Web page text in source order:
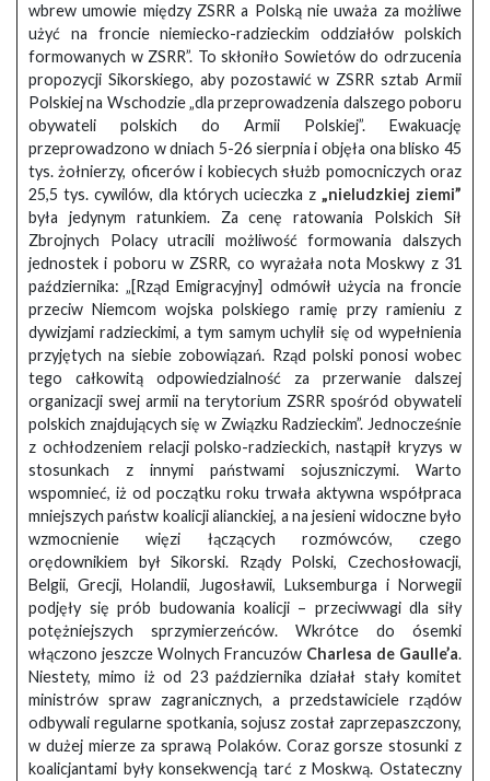
wbrew umowie między ZSRR a Polską nie uważa za możliwe
użyć na froncie niemiecko-radzieckim oddziałów polskich
formowanych w ZSRR”. To skłoniło Sowietów do odrzucenia
propozycji Sikorskiego, aby pozostawić w ZSRR sztab Armii
Polskiej na Wschodzie „dla przeprowadzenia dalszego poboru
obywateli polskich do Armii Polskiej”. Ewakuację
przeprowadzono w dniach 5-26 sierpnia i objęła ona blisko 45
tys. żołnierzy, oficerów i kobiecych służb pomocniczych oraz
25,5 tys. cywilów, dla których ucieczka z „nieludzkiej ziemi”
była jedynym ratunkiem. Za cenę ratowania Polskich Sił
Zbrojnych Polacy utracili możliwość formowania dalszych
jednostek i poboru w ZSRR, co wyrażała nota Moskwy z 31
października: „[Rząd Emigracyjny] odmówił użycia na froncie
przeciw Niemcom wojska polskiego ramię przy ramieniu z
dywizjami radzieckimi, a tym samym uchylił się od wypełnienia
przyjętych na siebie zobowiązań. Rząd polski ponosi wobec
tego całkowitą odpowiedzialność za przerwanie dalszej
organizacji swej armii na terytorium ZSRR spośród obywateli
polskich znajdujących się w Związku Radzieckim”. Jednocześnie
z ochłodzeniem relacji polsko-radzieckich, nastąpił kryzys w
stosunkach z innymi państwami sojuszniczymi. Warto
wspomnieć, iż od początku roku trwała aktywna współpraca
mniejszych państw koalicji alianckiej, a na jesieni widoczne było
wzmocnienie więzi łączących rozmówców, czego
orędownikiem był Sikorski. Rządy Polski, Czechosłowacji,
Belgii, Grecji, Holandii, Jugosławii, Luksemburga i Norwegii
podjęły się prób budowania koalicji – przeciwwagi dla siły
potężniejszych sprzymierzeńców. Wkrótce do ósemki
włączono jeszcze Wolnych Francuzów Charlesa de Gaulle’a.
Niestety, mimo iż od 23 października działał stały komitet
ministrów spraw zagranicznych, a przedstawiciele rządów
odbywali regularne spotkania, sojusz został zaprzepaszczony,
w dużej mierze za sprawą Polaków. Coraz gorsze stosunki z
koalicjantami były konsekwencją tarć z Moskwą. Ostateczny